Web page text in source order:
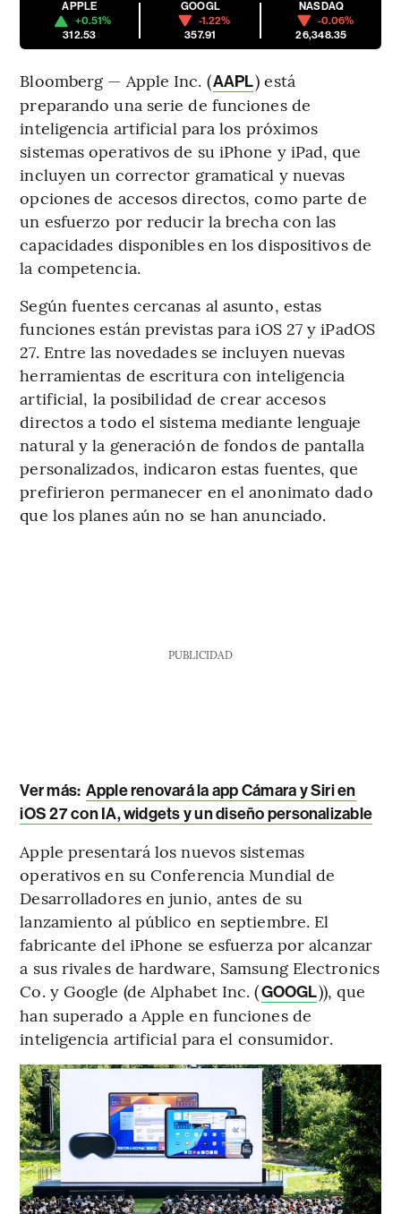
APPLE
+0.51%
312.53
GOOGL
-1.22%
357.91
NASDAQ
-0.06%
26,348.35
Bloomberg — Apple Inc. (AAPL) está
preparando una serie de funciones de
inteligencia artificial para los próximos
sistemas operativos de su iPhone y iPad, que
incluyen un corrector gramatical y nuevas
opciones de accesos directos, como parte de
un esfuerzo por reducir la brecha con las
capacidades disponibles en los dispositivos de
la competencia.
Según fuentes cercanas al asunto, estas
funciones están previstas para iOS 27 y iPadOS
27. Entre las novedades se incluyen nuevas
herramientas de escritura con inteligencia
artificial, la posibilidad de crear accesos
directos a todo el sistema mediante lenguaje
natural y la generación de fondos de pantalla
personalizados, indicaron estas fuentes, que
prefirieron permanecer en el anonimato dado
que los planes aún no se han anunciado.
PUBLICIDAD
Ver más: Apple renovará la app Cámara y Siri en
iOS 27 con IA, widgets y un diseño personalizable
Apple presentará los nuevos sistemas
operativos en su Conferencia Mundial de
Desarrolladores en junio, antes de su
lanzamiento al público en septiembre. El
fabricante del iPhone se esfuerza por alcanzar
a sus rivales de hardware, Samsung Electronics
Co. y Google (de Alphabet Inc. (GOOGL)), que
han superado a Apple en funciones de
inteligencia artificial para el consumidor.